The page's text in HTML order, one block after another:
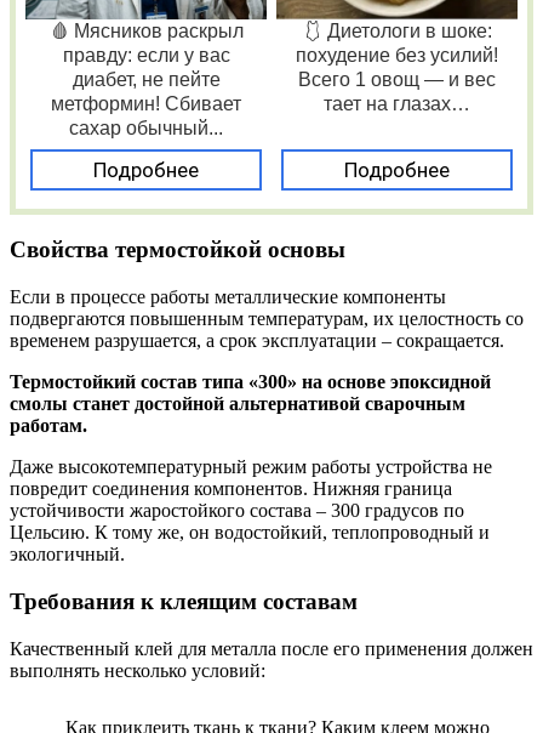
🩸 Мясников раскрыл
правду: если у вас
диабет, не пейте
метформин! Сбивает
сахар обычный...
Подробнее
🩱 Диетологи в шоке:
похудение без усилий!
Всего 1 овощ — и вес
тает на глазах…
Подробнее
Свойства термостойкой основы
Если в процессе работы металлические компоненты
подвергаются повышенным температурам, их целостность со
временем разрушается, а срок эксплуатации – сокращается.
Термостойкий состав типа «300» на основе эпоксидной
смолы станет достойной альтернативой сварочным
работам.
Даже высокотемпературный режим работы устройства не
повредит соединения компонентов. Нижняя граница
устойчивости жаростойкого состава – 300 градусов по
Цельсию. К тому же, он водостойкий, теплопроводный и
экологичный.
Требования к клеящим составам
Качественный клей для металла после его применения должен
выполнять несколько условий:
Как приклеить ткань к ткани? Каким клеем можно